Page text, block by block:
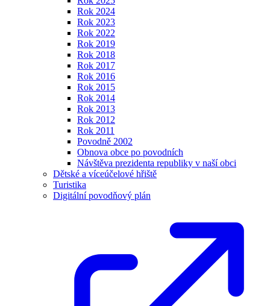
Rok 2024
Rok 2023
Rok 2022
Rok 2019
Rok 2018
Rok 2017
Rok 2016
Rok 2015
Rok 2014
Rok 2013
Rok 2012
Rok 2011
Povodně 2002
Obnova obce po povodních
Návštěva prezidenta republiky v naší obci
Dětské a víceúčelové hřiště
Turistika
Digitální povodňový plán